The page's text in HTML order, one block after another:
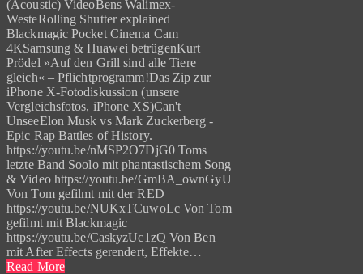
(Acoustic) VideoBens Walimex-
WesteRolling Shutter explained
Blackmagic Pocket Cinema Cam
4KSamsung & Huawei betrügenKurt
Prödel »Auf den Grill sind alle Tiere
gleich« – Pflichtprogramm!Das Zip zur
iPhone X-Fotodiskussion (unsere
Vergleichsfotos, iPhone XS)Can't
UnseeElon Musk vs Mark Zuckerberg -
Epic Rap Battles of History.
https://youtu.be/nMSP2O7DjG0 Toms
letzte Band Soolo mit phantastischem Song
& Video https://youtu.be/GmBA_ownGyU
Von Tom gefilmt mit der RED
https://youtu.be/NUKxTCuwoLc Von Tom
gefilmt mit Blackmagic
https://youtu.be/CaskyzUc1zQ Von Ben
mit After Effects gerendert, Effekte…
Read More